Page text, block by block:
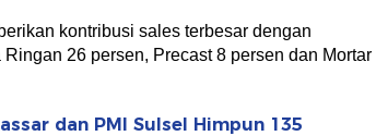
kontribusi sales terbesar dengan
26 persen, Precast 8 persen dan Mortar
dan PMI Sulsel Himpun 135